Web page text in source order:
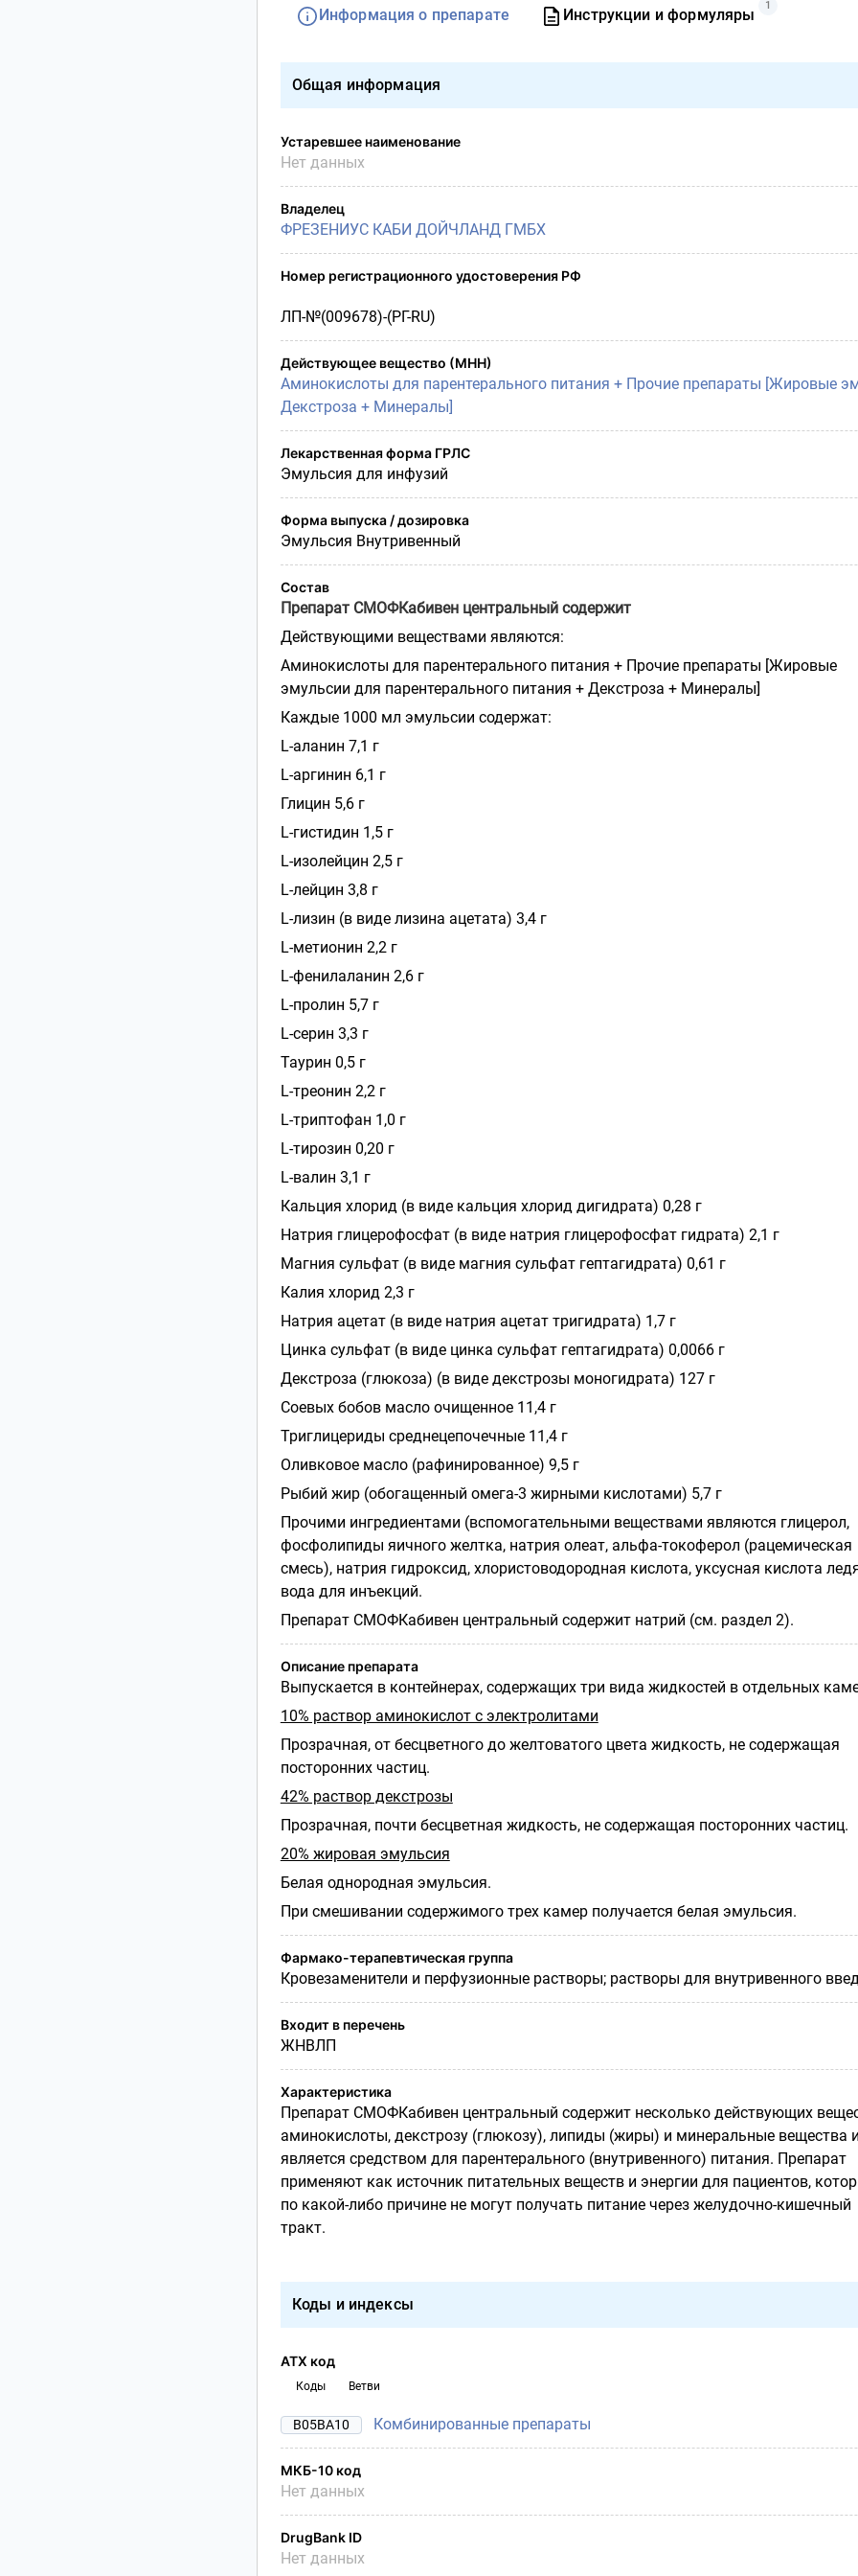
Информация о препарате Инструкции и формуляры
1
Общая информация
Устаревшее наименование
Нет данных
Владелец
ФРЕЗЕНИУС КАБИ ДОЙЧЛАНД ГМБХ
Номер регистрационного удостоверения РФ
ЛП-№(009678)-(РГ-RU)
Действующее вещество (МНН)
Аминокислоты для парентерального питания + Прочие препараты [Жировые
Декстроза + Минералы]
Лекарственная форма ГРЛС
Эмульсия для инфузий
Форма выпуска / дозировка
Эмульсия Внутривенный
Состав
Препарат СМОФКабивен центральный содержит
Действующими веществами являются:
Аминокислоты для парентерального питания + Прочие препараты [Жировые
эмульсии для парентерального питания + Декстроза + Минералы]
Каждые 1000 мл эмульсии содержат:
L-аланин 7,1 г
L-аргинин 6,1 г
Глицин 5,6 г
L-гистидин 1,5 г
L-изолейцин 2,5 г
L-лейцин 3,8 г
L-лизин (в виде лизина ацетата) 3,4 г
L-метионин 2,2 г
L-фенилаланин 2,6 г
L-пролин 5,7 г
L-серин 3,3 г
Таурин 0,5 г
L-треонин 2,2 г
L-триптофан 1,0 г
L-тирозин 0,20 г
L-валин 3,1 г
Кальция хлорид (в виде кальция хлорид дигидрата) 0,28 г
Натрия глицерофосфат (в виде натрия глицерофосфат гидрата) 2,1 г
Магния сульфат (в виде магния сульфат гептагидрата) 0,61 г
Калия хлорид 2,3 г
Натрия ацетат (в виде натрия ацетат тригидрата) 1,7 г
Цинка сульфат (в виде цинка сульфат гептагидрата) 0,0066 г
Декстроза (глюкоза) (в виде декстрозы моногидрата) 127 г
Соевых бобов масло очищенное 11,4 г
Триглицериды среднецепочечные 11,4 г
Оливковое масло (рафинированное) 9,5 г
Рыбий жир (обогащенный омега-3 жирными кислотами) 5,7 г
Прочими ингредиентами (вспомогательными веществами являются глицерол,
фосфолипиды яичного желтка, натрия олеат, альфа-токоферол (рацемическая
смесь), натрия гидроксид, хлористоводородная кислота, уксусная кислота
вода для инъекций.
Препарат СМОФКабивен центральный содержит натрий (см. раздел 2).
Описание препарата
Выпускается в контейнерах, содержащих три вида жидкостей в отдельных
10% раствор аминокислот с электролитами
Прозрачная, от бесцветного до желтоватого цвета жидкость, не содержащая
посторонних частиц.
42% раствор декстрозы
Прозрачная, почти бесцветная жидкость, не содержащая посторонних частиц.
20% жировая эмульсия
Белая однородная эмульсия.
При смешивании содержимого трех камер получается белая эмульсия.
Фармако-терапевтическая группа
Кровезаменители и перфузионные растворы; растворы для внутривенного
Входит в перечень
ЖНВЛП
Характеристика
Препарат СМОФКабивен центральный содержит несколько действующих
аминокислоты, декстрозу (глюкозу), липиды (жиры) и минеральные вещества
является средством для парентерального (внутривенного) питания. Препарат
применяют как источник питательных веществ и энергии для пациентов,
по какой-либо причине не могут получать питание через желудочно-кишечный
тракт.
Коды и индексы
АТХ код
Коды Ветви
B05BA10 Комбинированные препараты
МКБ-10 код
Нет данных
DrugBank ID
Нет данных